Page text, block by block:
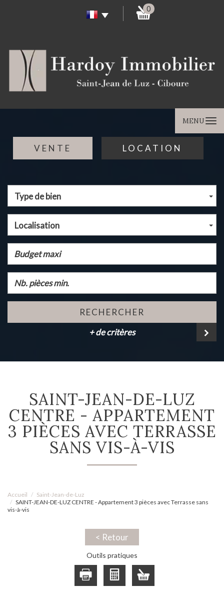
0
MENU
VENTE LOCATION
Type de bien
Localisation
RECHERCHER
+ de critères
SAINT-JEAN-DE-LUZ
CENTRE - APPARTEMENT
3 PIÈCES AVEC TERRASSE
SANS VIS-À-VIS
Accueil
Saint-Jean-de-Luz
SAINT-JEAN-DE-LUZ CENTRE - Appartement 3 pièces avec Terrasse sans
vis-à-vis
< Retour
Outils pratiques